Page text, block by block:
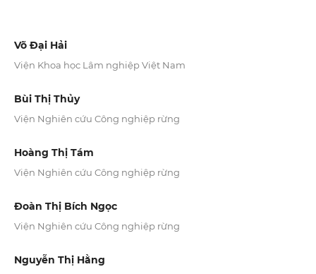
Võ Đại Hải
Viện Khoa học Lâm nghiệp Việt Nam
Bùi Thị Thủy
Viện Nghiên cứu Công nghiệp rừng
Hoàng Thị Tám
Viện Nghiên cứu Công nghiệp rừng
Đoàn Thị Bích Ngọc
Viện Nghiên cứu Công nghiệp rừng
Nguyễn Thị Hằng